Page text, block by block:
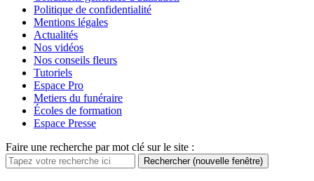
Politique de confidentialité
Mentions légales
Actualités
Nos vidéos
Nos conseils fleurs
Tutoriels
Espace Pro
Metiers du funéraire
Écoles de formation
Espace Presse
Faire une recherche par mot clé sur le site :
Rechercher (nouvelle fenêtre)